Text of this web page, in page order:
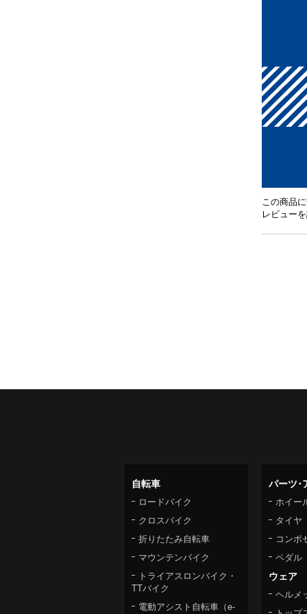
この商品
レビュー
自転車
ロードバイク
クロスバイク
折りたたみ自転車
マウンテンバイク
トライアスロンバイク・
TTバイク
電動アシスト自転車（e-
パーツ･
ホイー
タイヤ
コンポ
ペダル
ウェア
ヘルメ